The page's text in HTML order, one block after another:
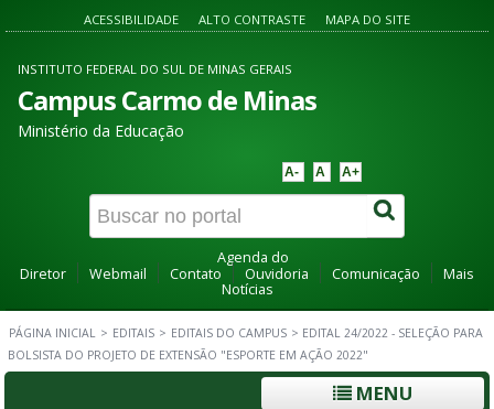
ACESSIBILIDADE ALTO CONTRASTE MAPA DO SITE
INSTITUTO FEDERAL DO SUL DE MINAS GERAIS
Campus Carmo de Minas
Ministério da Educação
A- A A+
Agenda do
Diretor
Webmail Contato Ouvidoria Comunicação
Mais
Notícias
PÁGINA INICIAL > EDITAIS > EDITAIS DO CAMPUS > EDITAL 24/2022 - SELEÇÃO PARA
BOLSISTA DO PROJETO DE EXTENSÃO "ESPORTE EM AÇÃO 2022"
MENU